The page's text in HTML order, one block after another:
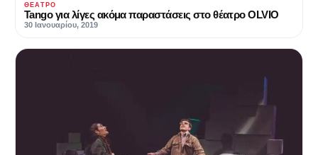
ΘΈΑΤΡΟ
Tango για λίγες ακόμα παραστάσεις στο θέατρο OLVIO
30 Ιανουαρίου, 2019